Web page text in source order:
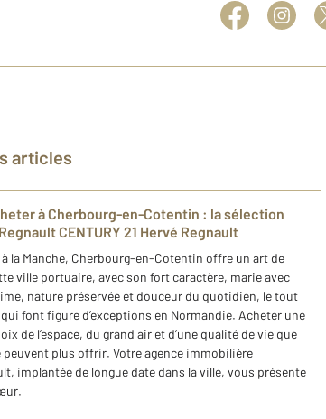
articles
à Cherbourg-en-Cotentin : la sélection
CENTURY 21 Hervé Regnault
la Manche, Cherbourg-en-Cotentin offre un art de
ville portuaire, avec son fort caractère, marie avec
nature préservée et douceur du quotidien, le tout
font figure d’exceptions en Normandie. Acheter une
de l’espace, du grand air et d’une qualité de vie que
peuvent plus offrir. Votre agence immobilière
implantée de longue date dans la ville, vous présente